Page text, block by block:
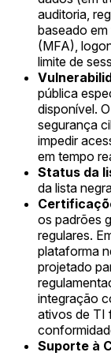
auditoria,
baseado
(MFA),
limite de
pública
disponível.
segurança
impedir
em tempo
Status da
da lista
os padrões
regulares.
plataforma
projetado
integração
ativos de TI
Suporte à